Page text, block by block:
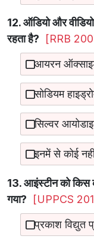
12. ऑडियो और
रहता है?
[RRB
आयरन
सोडियम
सिल्वर
इनमें से कोई
13. आइंस्टीन को किस
गया?
[UPPCS
प्रकाश विद्युत